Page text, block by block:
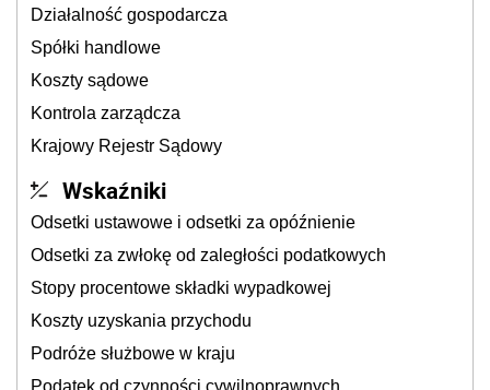
Działalność gospodarcza
Spółki handlowe
Koszty sądowe
Kontrola zarządcza
Krajowy Rejestr Sądowy
Wskaźniki
Odsetki ustawowe i odsetki za opóźnienie
Odsetki za zwłokę od zaległości podatkowych
Stopy procentowe składki wypadkowej
Koszty uzyskania przychodu
Podróże służbowe w kraju